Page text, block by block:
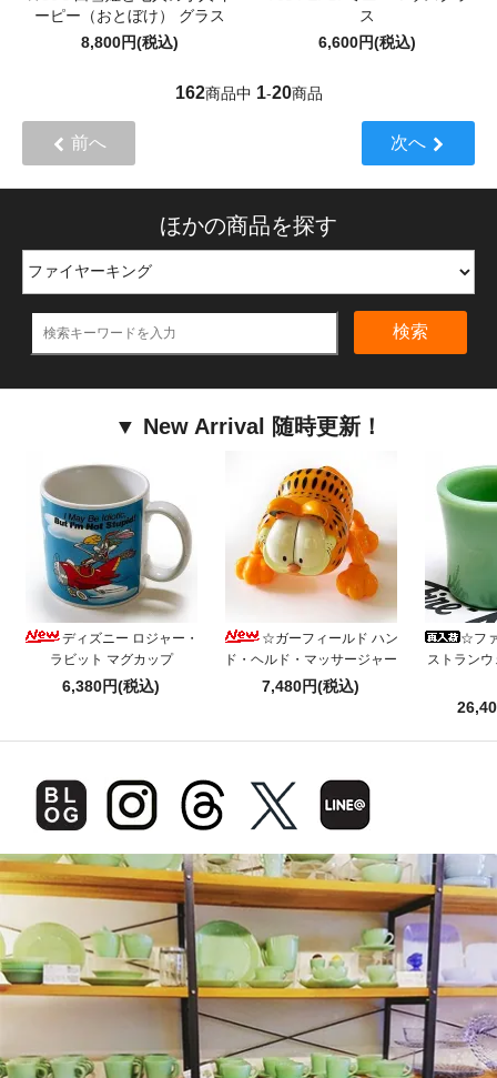
ーピー（おとぼけ） グラス
8,800円(税込)
ス
6,600円(税込)
162商品中 1-20商品
前へ 次へ
ほかの商品を探す
検索
▼ New Arrival 随時更新！
ディズニー ロジャー・
ラビット マグカップ
6,380円(税込)
☆ガーフィールド ハン
ド・ヘルド・マッサージャー
7,480円(税込)
☆フ
ストラン